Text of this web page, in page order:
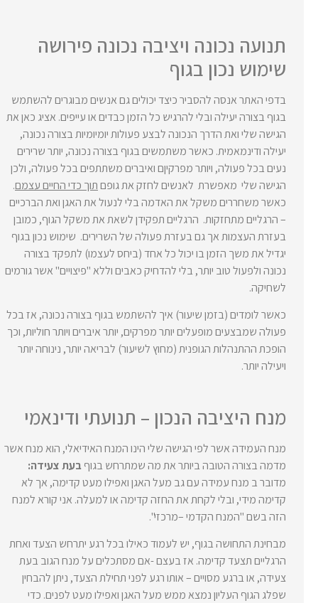
תנועה נכונה ויציבה נכונה פירושה
שימוש נכון בגוף
בדפי האתר אנסה להסביר כיצד יכולים גם אנשים מבוגרים להשתמש
בגוף בצורה יעילה ובלי להרגיש כל הזמן כבדים או עייפים. אציג כאן את
הגישה שלי ואת הדרך הנכונה לבצע פעולות יומיומיות בצורה נכונה,
יעילה ודינמאמית. כאשר משתמשים בגוף בצורה נכונה, יותר שרירים
נעים בכל פעולה, ויותר מפרקיןם ואיברים משתתפים בכל פעולה, ולכן
הגישה שלי מאפשרת לאנשים לחזק את גופםתוך כדי החיים עצמם.
כאשר משחררים משקל את האדמה בלי לנעול את האגן ואת הברכיים
– הרגליים מתחזקות. הרגליים תפקידן לשאת את משקל הגוף, כמובן
בעזרת העצמות אך גם בעזרת פעולה של השרירים. שימוש נכון בגוף
יגדיל את משך הזמן בו יכול כל אחד (ביחס לעצמו) לתפקד בצורה
נכונה ולפעול טוב יותר, בלי להדחיק כאבים וללא "פיצויים" אשר גורמים
לשחיקה.
כאשר לומדים (בזמן שיעור) איך להשתמש בגוף בצורה נכונה, אז בכל
פעולה שמבצעים מופעלים יותר מפרקים, יותר איברים ויותר חוליות, וכך
הופכת ההתנהלות הגופנית (מחוץ לשיעור) לבריאה יותר, נינוחה יותר
ויעילה יותר.
מנח היציבה הנכון – תנועתי ודינאמי
מנח העמידה אשר לפי הגישה שלי הינו המנח האידיאלי, הוא מנח אשר
מדמה בצורה הטובה ביותר את מה שמתרחש בגוףבעת צעידה:
מדובר ב מנח עמידה עם גב מעל האגן ואפילו מעט קדימה, אך לא
קדימה מידי, ובלי לקחת את החזה קדימה או למעלה. אני קורא למנח
הזה בשם "המנח הקדמי –מרכזי".
מבחינת התחושה בגוף, יש לעמוד כאילו בכל רגע יתרחש הצעד ואחת
הרגליים תצעד קדימה. אז בעצם -אם מסתכלים על מנח הגוב בעת
צעידה, או ברגע מסויים – אותו רגע לפני תחילת הצעד, ניתן להבחין
שפלג הגוף העליון נמצא ממש מעל האגן ואפילו מעט לפנים. כדי